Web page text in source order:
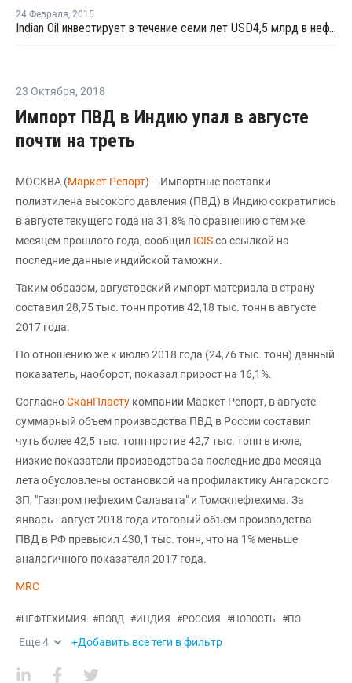
24 Февраля, 2015
Indian Oil инвестирует в течение семи лет USD4,5 млрд в нефтехимические производства
23 Октября, 2018
Импорт ПВД в Индию упал в августе
почти на треть
МОСКВА (Маркет Репорт) -- Импортные поставки
полиэтилена высокого давления (ПВД) в Индию сократились
в августе текущего года на 31,8% по сравнению с тем же
месяцем прошлого года, сообщил ICISсо ссылкой на
последние данные индийской таможни.
Таким образом, августовский импорт материала в страну
составил 28,75 тыс. тонн против 42,18 тыс. тонн в августе
2017 года.
По отношению же к июлю 2018 года (24,76 тыс. тонн) данный
показатель, наоборот, показал прирост на 16,1%.
СогласноСканПласту компании Маркет Репорт, в августе
суммарный объем производства ПВД в России составил
чуть более 42,5 тыс. тонн против 42,7 тыс. тонн в июле,
низкие показатели производства за последние два месяца
лета обусловлены остановкой на профилактику Ангарского
ЗП, "Газпром нефтехим Салавата" и Томскнефтехима. За
январь - август 2018 года итоговый объем производства
ПВД в РФ превысил 430,1 тыс. тонн, что на 1% меньше
аналогичного показателя 2017 года.
MRC
#НЕФТЕХИМИЯ #ПЭВД #ИНДИЯ #РОССИЯ #НОВОСТЬ #ПЭ
Еще4 +Добавить все теги в фильтр